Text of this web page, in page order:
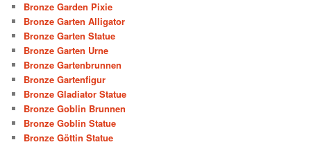
Bronze Garden Pixie
Bronze Garten Alligator
Bronze Garten Statue
Bronze Garten Urne
Bronze Gartenbrunnen
Bronze Gartenfigur
Bronze Gladiator Statue
Bronze Goblin Brunnen
Bronze Goblin Statue
Bronze Göttin Statue